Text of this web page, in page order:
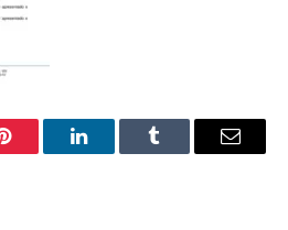
Pinterest LinkedInTumblr Email